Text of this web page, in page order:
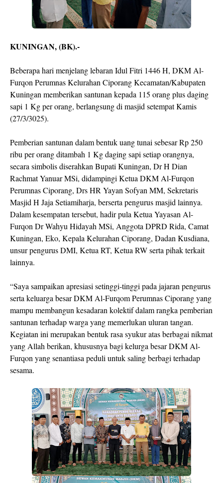
KUNINGAN, (BK).-
Beberapa hari menjelang lebaran Idul Fitri 1446 H, DKM Al-
Furqon Perumnas Kelurahan Ciporang Kecamatan/Kabupaten
Kuningan memberikan santunan kepada 115 orang plus daging
sapi 1 Kg per orang, berlangsung di masjid setempat Kamis
(27/3/3025).
Pemberian santunan dalam bentuk uang tunai sebesar Rp 250
ribu per orang ditambah 1 Kg daging sapi setiap orangnya,
secara simbolis diserahkan Bupati Kuningan, Dr H Dian
Rachmat Yanuar MSi, didampingi Ketua DKM Al-Furqon
Perumnas Ciporang, Drs HR Yayan Sofyan MM, Sekretaris
Masjid H Jaja Setiamiharja, berserta pengurus masjid lainnya.
Dalam kesempatan tersebut, hadir pula Ketua Yayasan Al-
Furqon Dr Wahyu Hidayah MSi, Anggota DPRD Rida, Camat
Kuningan, Eko, Kepala Kelurahan Ciporang, Dadan Kusdiana,
unsur pengurus DMI, Ketua RT, Ketua RW serta pihak terkait
lainnya.
“Saya sampaikan apresiasi setinggi-tinggi pada jajaran pengurus
serta keluarga besar DKM Al-Furqom Perumnas Ciporang yang
mampu membangun kesadaran kolektif dalam rangka pemberian
santunan terhadap warga yang memerlukan uluran tangan.
Kegiatan ini merupakan bentuk rasa syukur atas berbagai nikmat
yang Allah berikan, khususnya bagi kelurga besar DKM Al-
Furqon yang senantiasa peduli untuk saling berbagi terhadap
sesama.